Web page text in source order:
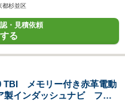
都杉並区
・見積依頼
る
TBI メモリー付き赤革電動
製インダッシュナビ フル